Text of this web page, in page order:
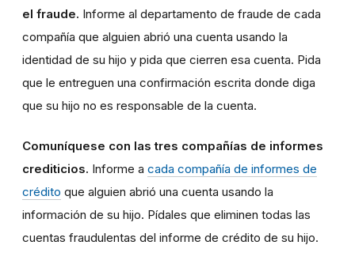
el fraude. Informe al departamento de fraude de cada
compañía que alguien abrió una cuenta usando la
identidad de su hijo y pida que cierren esa cuenta. Pida
que le entreguen una confirmación escrita donde diga
que su hijo no es responsable de la cuenta.
Comuníquese con las tres compañías de informes
crediticios. Informe a cada compañía de informes de
crédito que alguien abrió una cuenta usando la
información de su hijo. Pídales que eliminen todas las
cuentas fraudulentas del informe de crédito de su hijo.